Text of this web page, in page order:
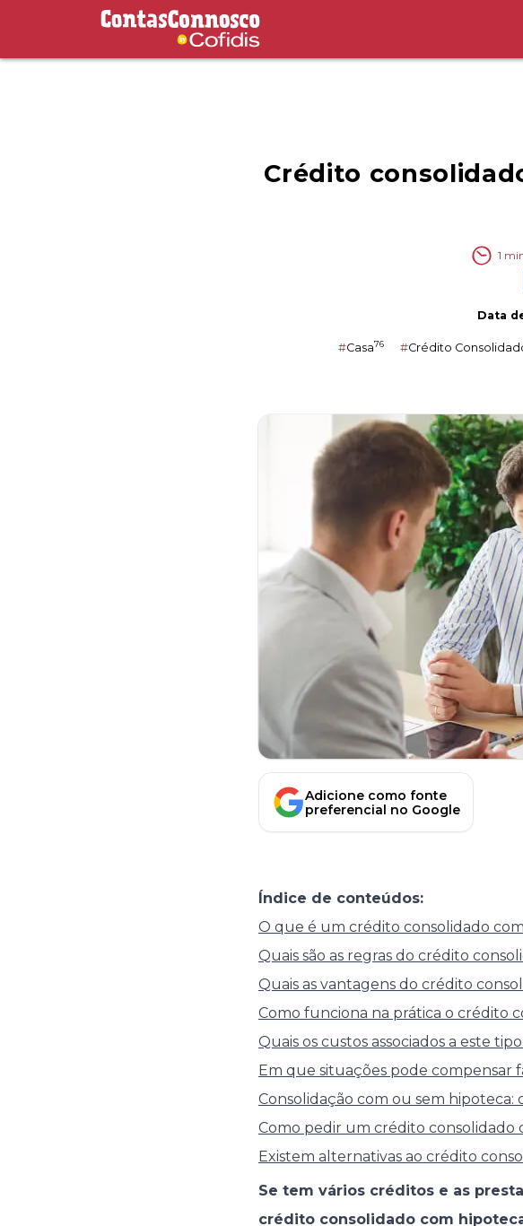
Contas Connosco by Cofidis
Crédito
1
Data
#Casa76 #Crédito
Adicione como fonte
preferencial no Google
Índice de conteúdos:
O que é um crédito consolidado
Quais são as regras do crédito
Quais as vantagens do crédito
Como funciona na prática o crédito
Quais os custos associados a este
Em que situações pode compensar
Consolidação com ou sem hipoteca:
Como pedir um crédito consolidado
Existem alternativas ao crédito
Se tem vários créditos e as
crédito consolidado com